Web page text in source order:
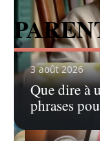
3 août 2026
Que dire à
phrases